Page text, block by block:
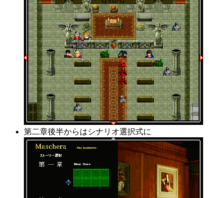
第二章後半からはシナリオ選択式に